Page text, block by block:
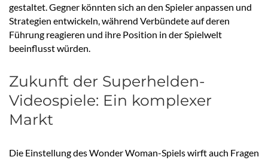
gestaltet. Gegner könnten sich an den Spieler anpassen und
Strategien entwickeln, während Verbündete auf deren
Führung reagieren und ihre Position in der Spielwelt
beeinflusst würden.
Zukunft der Superhelden-
Videospiele: Ein komplexer
Markt
Die Einstellung des Wonder Woman-Spiels wirft auch Fragen